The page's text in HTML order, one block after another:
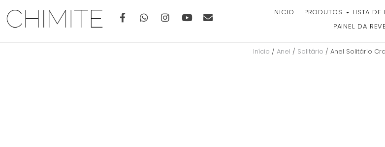
INICIO PRODUTOS LISTA DE
PAINEL DA
Início / Anel / Solitário / Anel Solitário